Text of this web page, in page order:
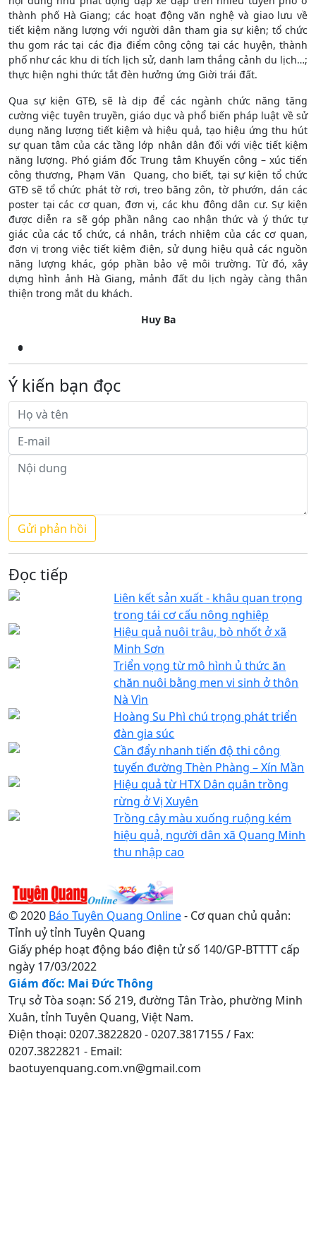
thành phố Hà Giang; các hoạt động văn nghệ và giao lưu về
tiết kiệm năng lượng với người dân tham gia sự kiện; tổ chức
thu gom rác tại các địa điểm công cộng tại các huyện, thành
phố như các khu di tích lịch sử, danh lam thắng cảnh du lịch…;
thực hiện nghi thức tắt đèn hưởng ứng Giời trái đất.
Qua sự kiện GTĐ, sẽ là dịp để các ngành chức năng tăng
cường việc tuyên truyền, giáo dục và phổ biến pháp luật về sử
dụng năng lượng tiết kiệm và hiệu quả, tạo hiệu ứng thu hút
sự quan tâm của các tầng lớp nhân dân đối với việc tiết kiệm
năng lượng. Phó giám đốc Trung tâm Khuyến công – xúc tiến
công thương, Phạm Văn Quang, cho biết, tại sự kiện tổ chức
GTĐ sẽ tổ chức phát tờ rơi, treo băng zôn, tờ phướn, dán các
poster tại các cơ quan, đơn vị, các khu đông dân cư. Sự kiện
được diễn ra sẽ góp phần nâng cao nhận thức và ý thức tự
giác của các tổ chức, cá nhân, trách nhiệm của các cơ quan,
đơn vị trong việc tiết kiệm điện, sử dụng hiệu quả các nguồn
năng lượng khác, góp phần bảo vệ môi trường. Từ đó, xây
dựng hình ảnh Hà Giang, mảnh đất du lịch ngày càng thân
thiện trong mắt du khách.
Huy Ba
Ý kiến bạn đọc
Đọc tiếp
Liên kết sản xuất - khâu quan trọng
trong tái cơ cấu nông nghiệp
Hiệu quả nuôi trâu, bò nhốt ở xã
Minh Sơn
Triển vọng từ mô hình ủ thức ăn
chăn nuôi bằng men vi sinh ở thôn
Nà Vìn
Hoàng Su Phì chú trọng phát triển
đàn gia súc
Cần đẩy nhanh tiến độ thi công
tuyến đường Thèn Phàng – Xín Mần
Hiệu quả từ HTX Dân quân trồng
rừng ở Vị Xuyên
Trồng cây màu xuống ruộng kém
hiệu quả, người dân xã Quang Minh
thu nhập cao
© 2020 Báo Tuyên Quang Online- Cơ quan chủ quản:
Tỉnh uỷ tỉnh Tuyên Quang
Giấy phép hoạt động báo điện tử số 140/GP-BTTTT cấp
ngày 17/03/2022
Giám đốc: Mai Đức Thông
Trụ sở Tòa soạn: Số 219, đường Tân Trào, phường Minh
Xuân, tỉnh Tuyên Quang, Việt Nam.
Điện thoại: 0207.3822820 - 0207.3817155 / Fax:
0207.3822821 - Email:
baotuyenquang.com.vn@gmail.com